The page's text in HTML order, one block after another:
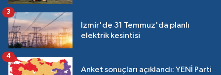
İzmir'de 31 Temmuz'da planlı
elektrik kesintisi
3
Anket sonuçları açıklandı: YENİ Parti
4